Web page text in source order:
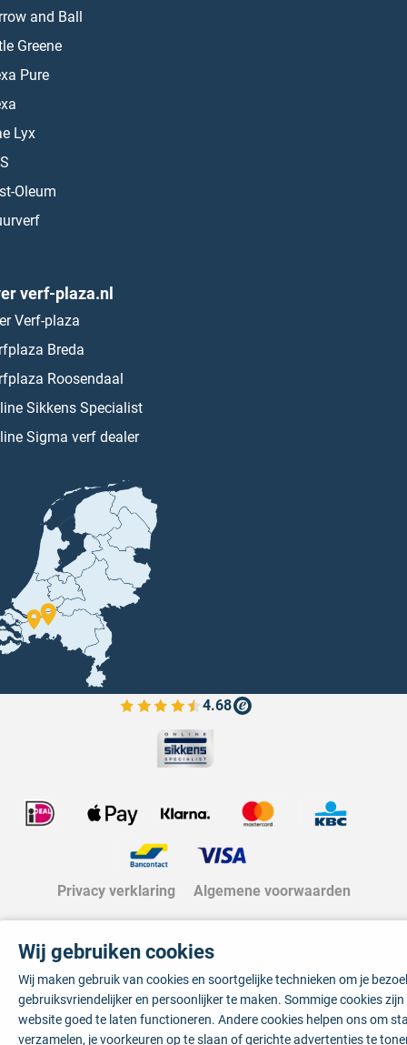
and Ball
Greene
Pure
Lyx
Oleum
verf-plaza.nl
Verf-plaza
Breda
Roosendaal
Sikkens Specialist
Sigma verf dealer
4.68
Bekijk de verfplaza beoordelingen
Privacy verklaring Algemene voorwaarden
Wij gebruiken cookies
Wij maken gebruik van cookies en soortgelijke technieken om je
gebruiksvriendelijker en persoonlijker te maken. Sommige cookies
website goed te laten functioneren. Andere cookies helpen ons om
verzamelen, je voorkeuren op te slaan of gerichte advertenties te